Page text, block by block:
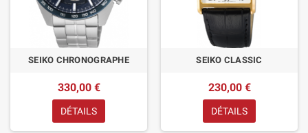
SEIKO CHRONOGRAPHE
330,00 €
DÉTAILS
SEIKO CLASSIC
230,00 €
DÉTAILS